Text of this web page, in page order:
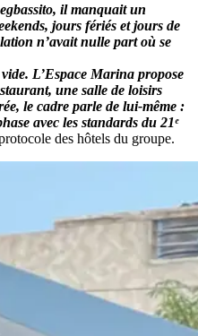
il manquait un
jours fériés et jours de
n’avait nulle part où se
L’Espace Marina propose
une salle de loisirs
le cadre parle de lui-même :
avec les standards du 21ᵉ
des hôtels du groupe.